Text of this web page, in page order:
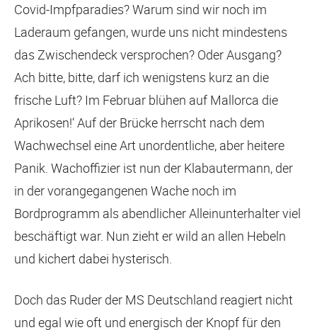
Covid-Impfparadies? Warum sind wir noch im
Laderaum gefangen, wurde uns nicht mindestens
das Zwischendeck versprochen? Oder Ausgang?
Ach bitte, bitte, darf ich wenigstens kurz an die
frische Luft? Im Februar blühen auf Mallorca die
Aprikosen!‘ Auf der Brücke herrscht nach dem
Wachwechsel eine Art unordentliche, aber heitere
Panik. Wachoffizier ist nun der Klabautermann, der
in der vorangegangenen Wache noch im
Bordprogramm als abendlicher Alleinunterhalter viel
beschäftigt war. Nun zieht er wild an allen Hebeln
und kichert dabei hysterisch.
Doch das Ruder der MS Deutschland reagiert nicht
und egal wie oft und energisch der Knopf für den